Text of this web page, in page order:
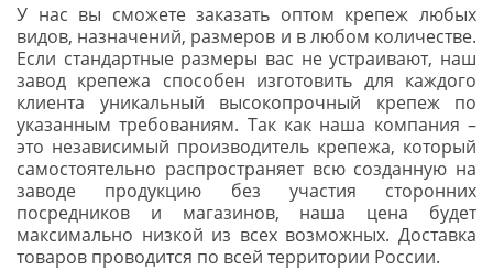
У нас вы сможете заказать оптом крепеж любых
видов, назначений, размеров и в любом количестве.
Если стандартные размеры вас не устраивают, наш
завод крепежа способен изготовить для каждого
клиента уникальный высокопрочный крепеж по
указанным требованиям. Так как наша компания –
это независимый производитель крепежа, который
самостоятельно распространяет всю созданную на
заводе продукцию без участия сторонних
посредников и магазинов, наша цена будет
максимально низкой из всех возможных. Доставка
товаров проводится по всей территории России.